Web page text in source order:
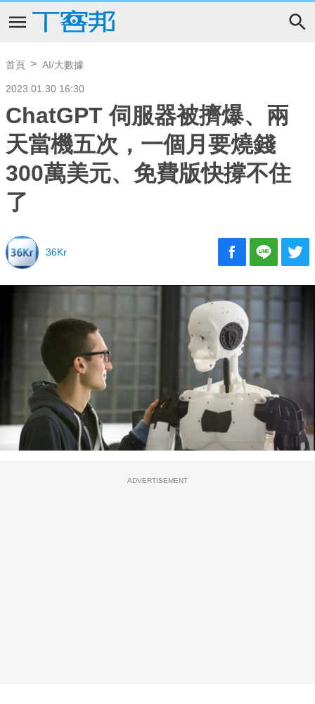
首頁 AI/大數據
2023.01.30 16:30
ChatGPT 伺服器被擠爆、兩
天當機五次，一個月要燒錢
300萬美元、免費版快撐不住
了
36Kr
ADVERTISEMENT